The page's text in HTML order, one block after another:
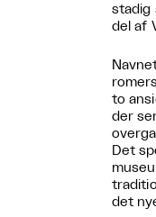
stadig
del af
to
der
Det
det